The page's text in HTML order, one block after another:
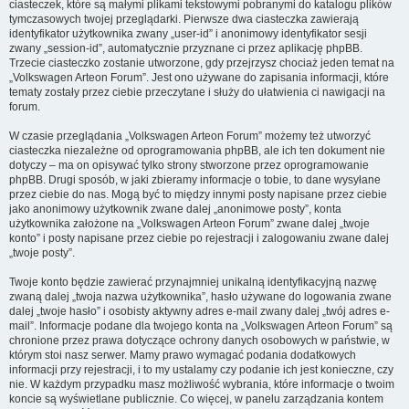
ciasteczek, które są małymi plikami tekstowymi pobranymi do katalogu plików
tymczasowych twojej przeglądarki. Pierwsze dwa ciasteczka zawierają
identyfikator użytkownika zwany „user-id” i anonimowy identyfikator sesji
zwany „session-id”, automatycznie przyznane ci przez aplikację phpBB.
Trzecie ciasteczko zostanie utworzone, gdy przejrzysz chociaż jeden temat na
„Volkswagen Arteon Forum”. Jest ono używane do zapisania informacji, które
tematy zostały przez ciebie przeczytane i służy do ułatwienia ci nawigacji na
forum.
W czasie przeglądania „Volkswagen Arteon Forum” możemy też utworzyć
ciasteczka niezależne od oprogramowania phpBB, ale ich ten dokument nie
dotyczy – ma on opisywać tylko strony stworzone przez oprogramowanie
phpBB. Drugi sposób, w jaki zbieramy informacje o tobie, to dane wysyłane
przez ciebie do nas. Mogą być to między innymi posty napisane przez ciebie
jako anonimowy użytkownik zwane dalej „anonimowe posty”, konta
użytkownika założone na „Volkswagen Arteon Forum” zwane dalej „twoje
konto” i posty napisane przez ciebie po rejestracji i zalogowaniu zwane dalej
„twoje posty”.
Twoje konto będzie zawierać przynajmniej unikalną identyfikacyjną nazwę
zwaną dalej „twoja nazwa użytkownika”, hasło używane do logowania zwane
dalej „twoje hasło” i osobisty aktywny adres e-mail zwany dalej „twój adres e-
mail”. Informacje podane dla twojego konta na „Volkswagen Arteon Forum” są
chronione przez prawa dotyczące ochrony danych osobowych w państwie, w
którym stoi nasz serwer. Mamy prawo wymagać podania dodatkowych
informacji przy rejestracji, i to my ustalamy czy podanie ich jest konieczne, czy
nie. W każdym przypadku masz możliwość wybrania, które informacje o twoim
koncie są wyświetlane publicznie. Co więcej, w panelu zarządzania kontem